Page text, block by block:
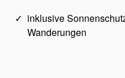
inklusive
Wanderungen